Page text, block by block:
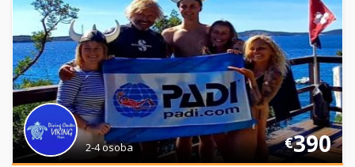
2-4 osoba €390